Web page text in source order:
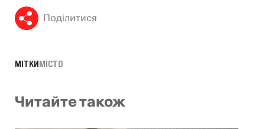
Поділитися
МІТКИМІСТО
Читайте також